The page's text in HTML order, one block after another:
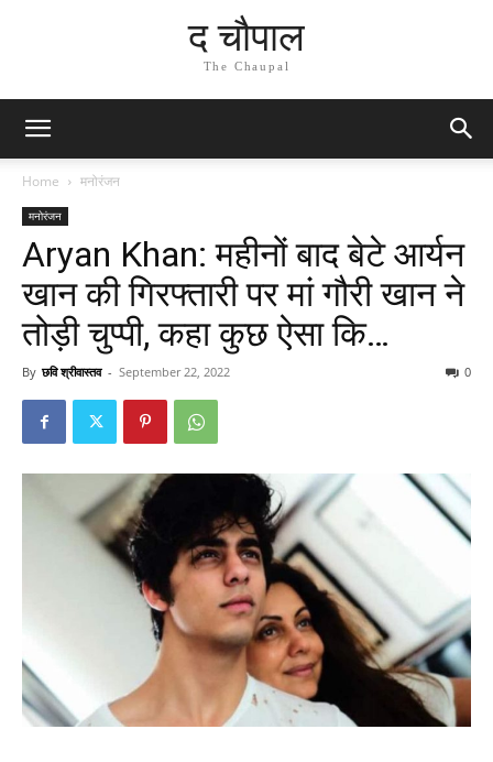
द चौपाल
The Chaupal
Home मनोरंजन
मनोरंजन
Aryan Khan: महीनों बाद बेटे आर्यन
खान की गिरफ्तारी पर मां गौरी खान ने
तोड़ी चुप्पी, कहा कुछ ऐसा कि…
By छवि श्रीवास्तव - September 22, 2022 0